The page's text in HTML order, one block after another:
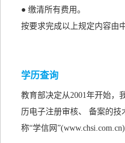
● 缴清所有费用。
按要求完成以上规定内容由
学历查询
教育部决定从2001年开始，
历电子注册审核、 备案的
称“学信网